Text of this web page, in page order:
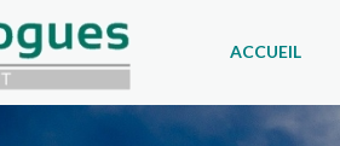
ACCUEIL